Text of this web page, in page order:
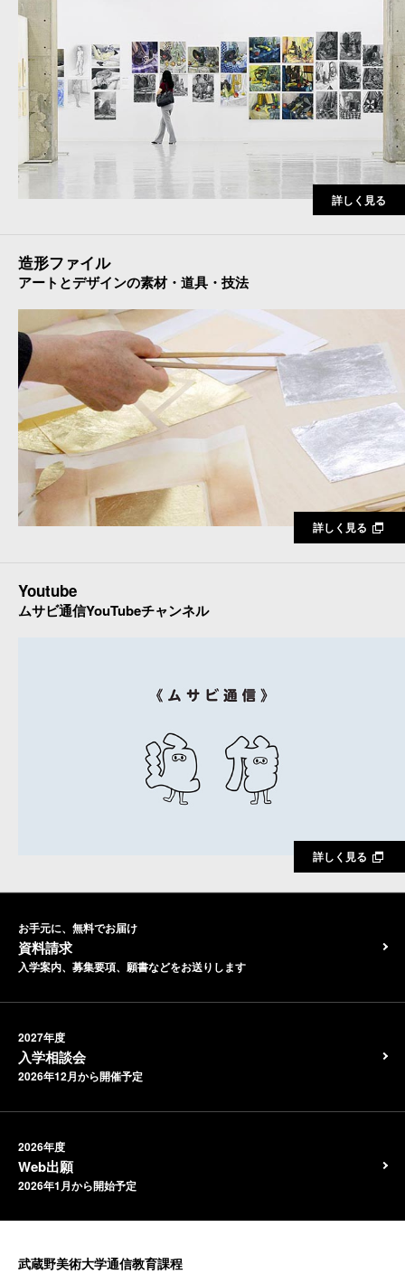
詳しく見る
造形ファイル
アートとデザインの素材・道具・技法
詳しく見る
Youtube
ムサビ通信YouTubeチャンネル
詳しく見る
お手元に、無料でお届け
資料請求
入学案内、募集要項、願書などをお送りします
2027年度
入学相談会
2026年12月から開催予定
2026年度
Web出願
2026年1月から開始予定
武蔵野美術大学通信教育課程